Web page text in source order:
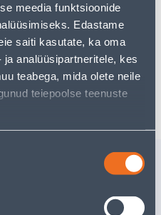
meedia funktsioonide
Edastame
saiti kasutate, ka oma
analüüsipartneritele, kes
teabega, mida olete neile
teiepoolse teenuste
25/30/35 cm.
7,4CM